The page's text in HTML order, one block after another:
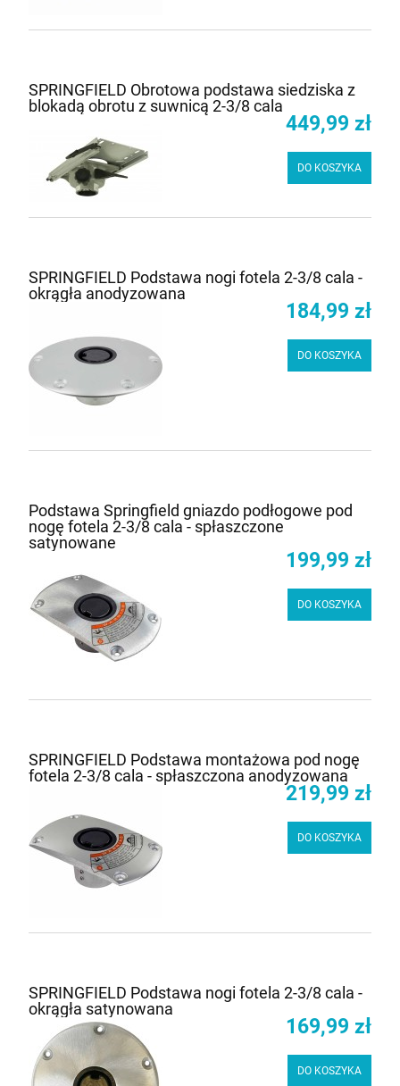
SPRINGFIELD Obrotowa podstawa siedziska z
blokadą obrotu z suwnicą 2-3/8 cala
449,99 zł
DO KOSZYKA
SPRINGFIELD Podstawa nogi fotela 2-3/8 cala -
okrągła anodyzowana
184,99 zł
DO KOSZYKA
Podstawa Springfield gniazdo podłogowe pod
nogę fotela 2-3/8 cala - spłaszczone
satynowane
199,99 zł
DO KOSZYKA
SPRINGFIELD Podstawa montażowa pod nogę
fotela 2-3/8 cala - spłaszczona anodyzowana
219,99 zł
DO KOSZYKA
SPRINGFIELD Podstawa nogi fotela 2-3/8 cala -
okrągła satynowana
169,99 zł
DO KOSZYKA